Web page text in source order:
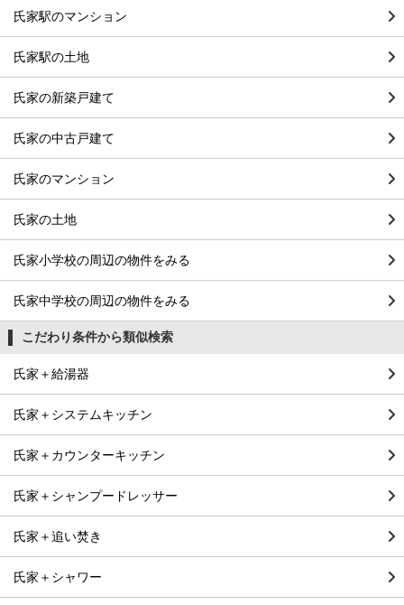
氏家駅のマンション
氏家駅の土地
氏家の新築戸建て
氏家の中古戸建て
氏家のマンション
氏家の土地
氏家小学校の周辺の物件をみる
氏家中学校の周辺の物件をみる
こだわり条件から類似検索
氏家＋給湯器
氏家＋システムキッチン
氏家＋カウンターキッチン
氏家＋シャンプードレッサー
氏家＋追い焚き
氏家＋シャワー